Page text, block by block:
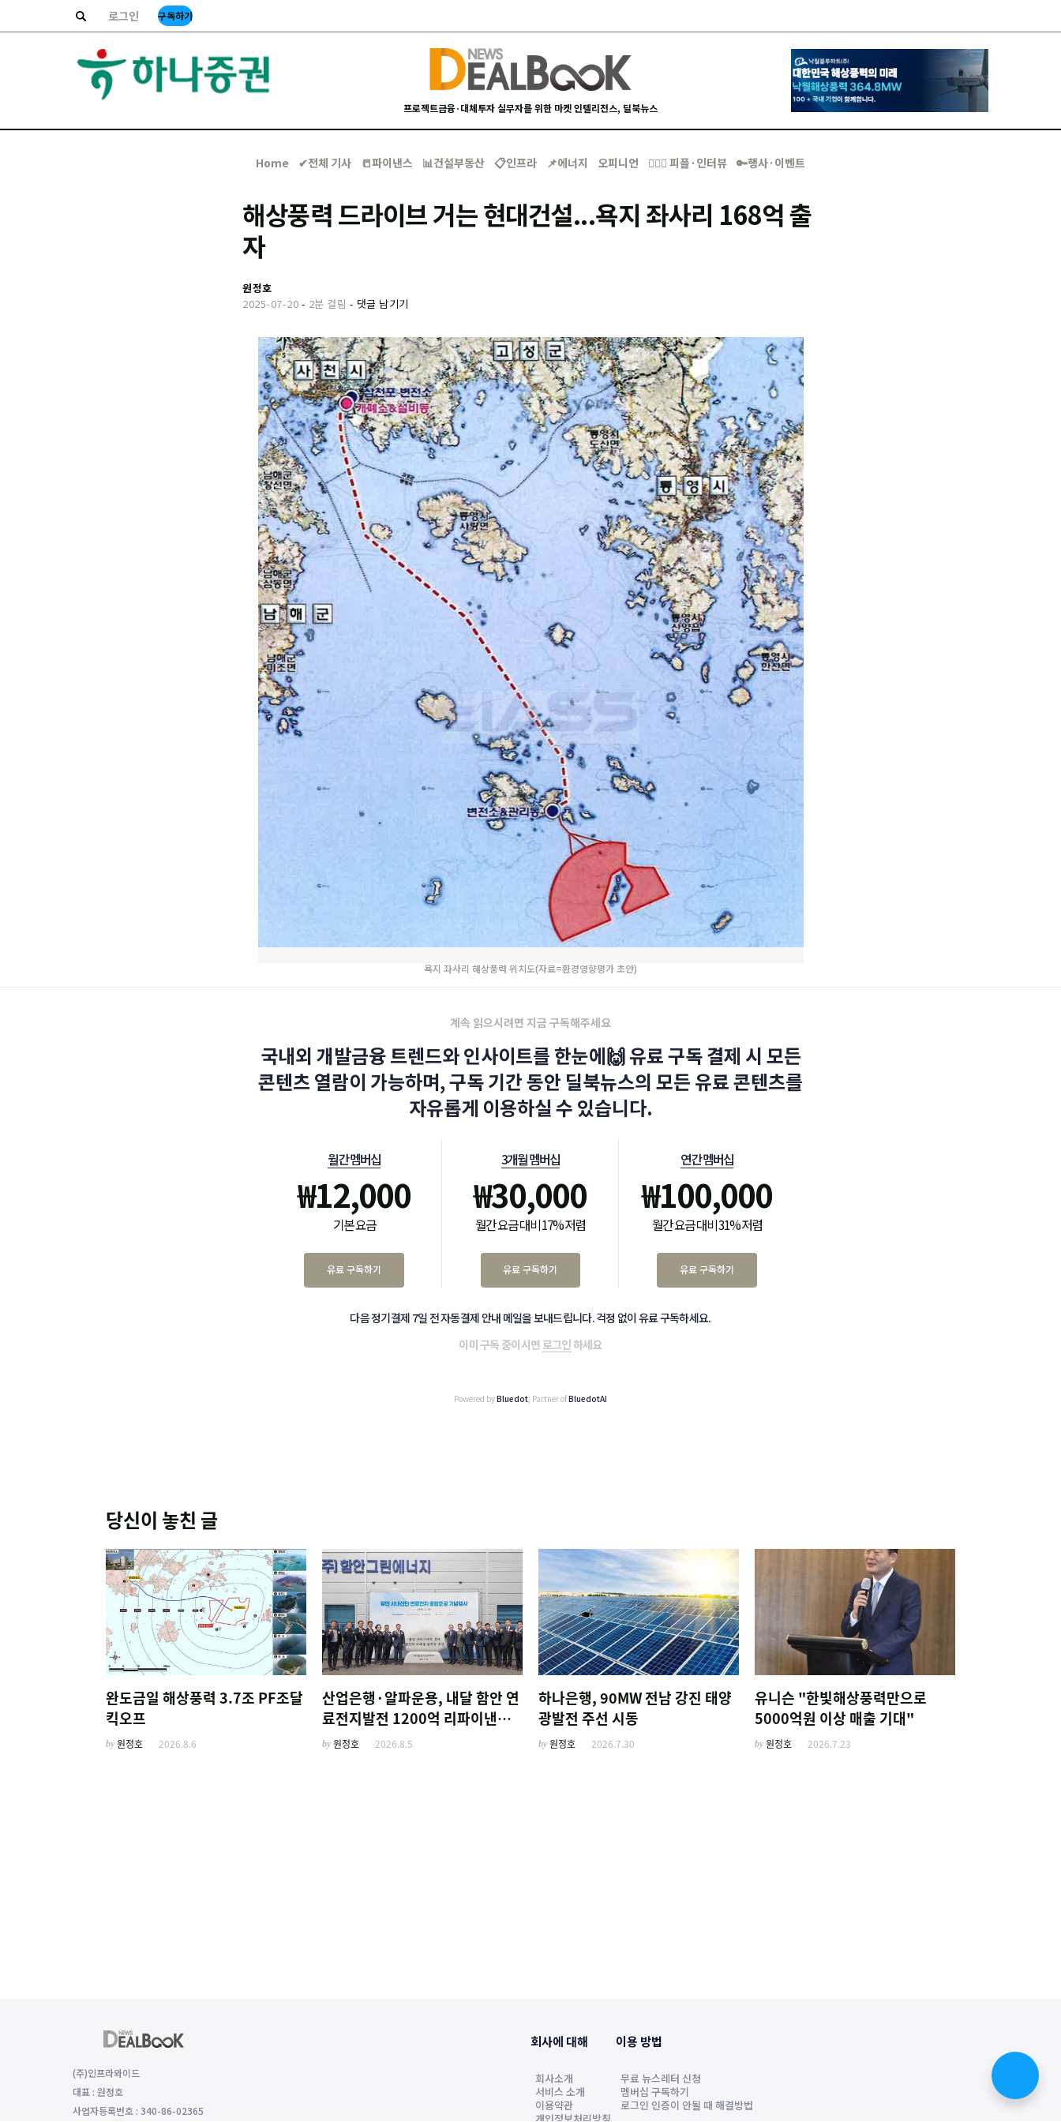
로그인 구독하기
프로젝트금융·대체투자 실무자를 위한 마켓 인텔리전스, 딜북뉴스
Home ✔︎전체 기사 📒파이낸스 📊건설부동산 📋인프라 📌에너지 오피니언 🙋🏻‍♂️ 피플·인터뷰 🔑행사·이벤트
해상풍력 드라이브 거는 현대건설...욕지 좌사리 168억 출
자
원정호
2025-07-20 - 2분 걸림 - 댓글 남기기
욕지 좌사리 해상풍력 위치도(자료=환경영향평가 초안)
계속 읽으시려면 지금 구독해주세요
국내외 개발금융 트렌드와 인사이트를 한눈에🙌 유료 구독 결제 시 모든
콘텐츠 열람이 가능하며, 구독 기간 동안 딜북뉴스의 모든 유료 콘텐츠를
자유롭게 이용하실 수 있습니다.
월간 멤버십
₩12,000
기본 요금
유료 구독하기
3개월 멤버십
₩30,000
월간 요금 대비 17% 저렴
유료 구독하기
연간 멤버십
₩100,000
월간 요금 대비 31% 저렴
유료 구독하기
다음 정기결제 7일 전 자동결제 안내 메일을 보내드립니다. 걱정 없이 유료 구독하세요.
이미 구독 중이시면 로그인하세요
Powered byBluedot, Partner ofBluedotAI
당신이 놓친 글
완도금일 해상풍력 3.7조 PF조달
킥오프
by원정호 2026.8.6
산업은행·알파운용, 내달 함안 연
료전지발전 1200억 리파이낸싱
주선
by원정호 2026.8.5
하나은행, 90MW 전남 강진 태양
광발전 주선 시동
by원정호 2026.7.30
유니슨 "한빛해상풍력만으로
5000억원 이상 매출 기대"
by원정호 2026.7.23
(주)인프라와이드
대표 : 원정호
사업자등록번호 : 340-86-02365
회사에 대해
회사소개
서비스 소개
이용약관
개인정보처리방침
이용 방법
무료 뉴스레터 신청
멤버십 구독하기
로그인 인증이 안될 때 해결방법